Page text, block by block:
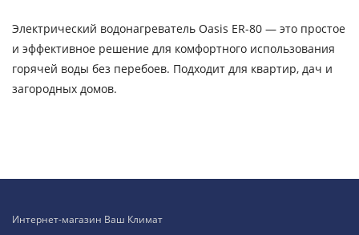
Электрический водонагреватель Oasis ER-80 — это простое
и эффективное решение для комфортного использования
горячей воды без перебоев. Подходит для квартир, дач и
загородных домов.
Интернет-магазин Ваш Климат